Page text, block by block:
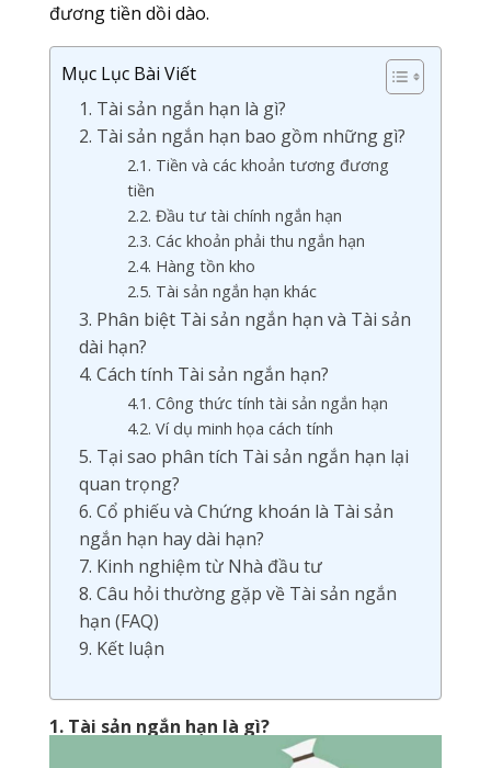
đương tiền dồi dào.
Mục Lục Bài Viết
1. Tài sản ngắn hạn là gì?
2. Tài sản ngắn hạn bao gồm những gì?
2.1. Tiền và các khoản tương đương
tiền
2.2. Đầu tư tài chính ngắn hạn
2.3. Các khoản phải thu ngắn hạn
2.4. Hàng tồn kho
2.5. Tài sản ngắn hạn khác
3. Phân biệt Tài sản ngắn hạn và Tài sản
dài hạn?
4. Cách tính Tài sản ngắn hạn?
4.1. Công thức tính tài sản ngắn hạn
4.2. Ví dụ minh họa cách tính
5. Tại sao phân tích Tài sản ngắn hạn lại
quan trọng?
6. Cổ phiếu và Chứng khoán là Tài sản
ngắn hạn hay dài hạn?
7. Kinh nghiệm từ Nhà đầu tư
8. Câu hỏi thường gặp về Tài sản ngắn
hạn (FAQ)
9. Kết luận
1. Tài sản ngắn hạn là gì?